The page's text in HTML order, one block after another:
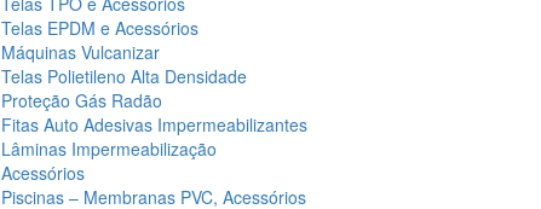
Telas EPDM e Acessórios
Máquinas Vulcanizar
Telas Polietileno Alta Densidade
Proteção Gás Radão
Fitas Auto Adesivas Impermeabilizantes
Lâminas Impermeabilização
Acessórios
Piscinas – Membranas PVC, Acessórios